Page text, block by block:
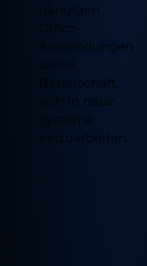
gängigen
Office-
Anwendungen
sowie
Bereitschaft,
sich in neue
Systeme
einzuarbeiten.